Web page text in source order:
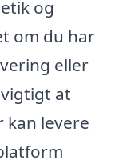
og
om du har
eller
at
kan levere